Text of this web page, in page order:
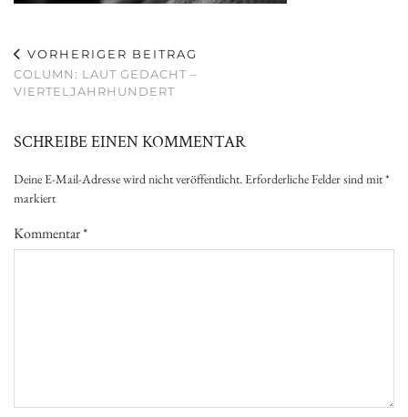
VORHERIGER BEITRAG
COLUMN: LAUT GEDACHT –
VIERTELJAHRHUNDERT
SCHREIBE EINEN KOMMENTAR
Deine E-Mail-Adresse wird nicht veröffentlicht.Erforderliche Felder sind mit*
markiert
Kommentar*